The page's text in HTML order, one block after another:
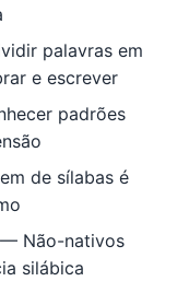
palavras em
e escrever
padrões
de sílabas é
— Não-nativos
silábica